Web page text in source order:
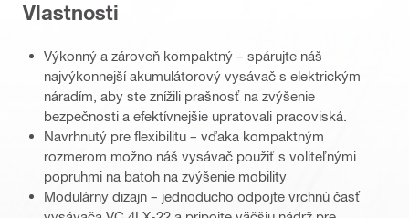
Vlastnosti
Výkonný a zároveň kompaktný – spárujte náš
najvýkonnejší akumulátorový vysávač s elektrickým
náradím, aby ste znížili prašnosť na zvýšenie
bezpečnosti a efektívnejšie upratovali pracoviská.
Navrhnutý pre flexibilitu – vďaka kompaktným
rozmerom možno náš vysávač použiť s voliteľnými
popruhmi na batoh na zvýšenie mobility
Modulárny dizajn – jednoducho odpojte vrchnú časť